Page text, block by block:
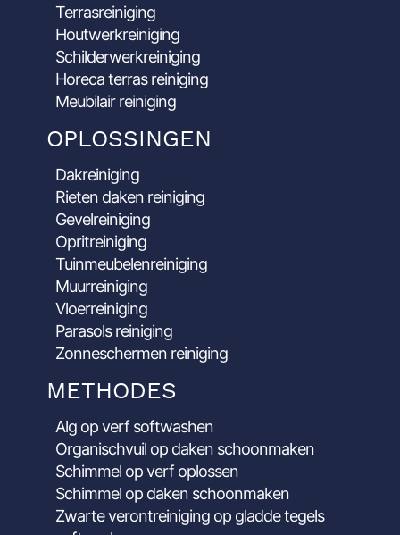
Terrasreiniging
Houtwerkreiniging
Schilderwerkreiniging
Horeca terras reiniging
Meubilair reiniging
OPLOSSINGEN
Dakreiniging
Rieten daken reiniging
Gevelreiniging
Opritreiniging
Tuinmeubelenreiniging
Muurreiniging
Vloerreiniging
Parasols reiniging
Zonneschermen reiniging
METHODES
Alg op verf softwashen
Organischvuil op daken schoonmaken
Schimmel op verf oplossen
Schimmel op daken schoonmaken
Zwarte verontreiniging op gladde tegels